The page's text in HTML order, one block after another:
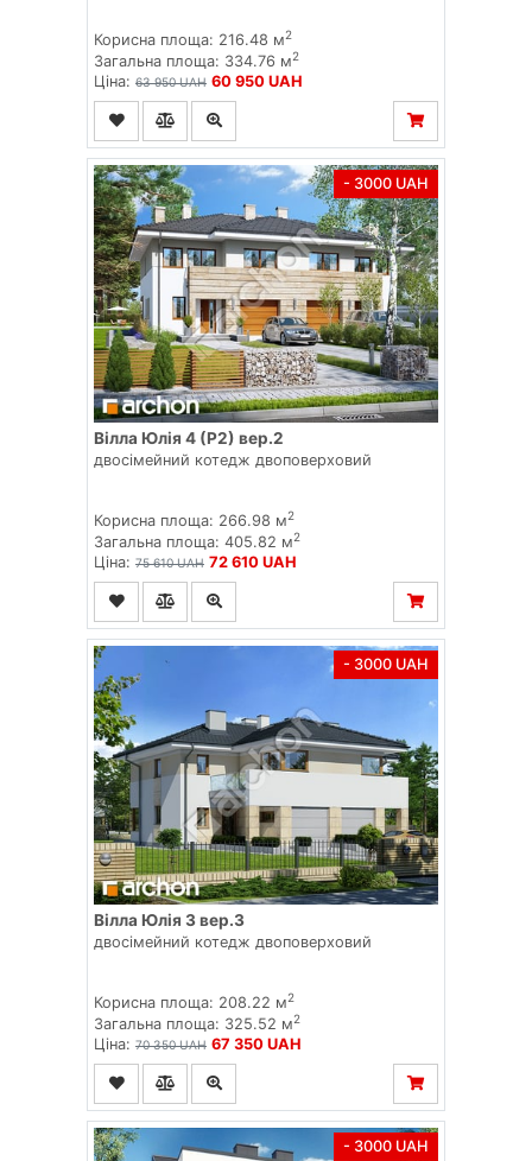
Корисна площа: 216.48 м2
Загальна площа: 334.76 м2
Ціна: 63 950 UAH 60 950 UAH
- 3000 UAH
Вілла Юлія 4 (Р2) вер.2
двосімейний котедж двоповерховий
Корисна площа: 266.98 м2
Загальна площа: 405.82 м2
Ціна: 75 610 UAH 72 610 UAH
- 3000 UAH
Вілла Юлія 3 вер.3
двосімейний котедж двоповерховий
Корисна площа: 208.22 м2
Загальна площа: 325.52 м2
Ціна: 70 350 UAH 67 350 UAH
- 3000 UAH